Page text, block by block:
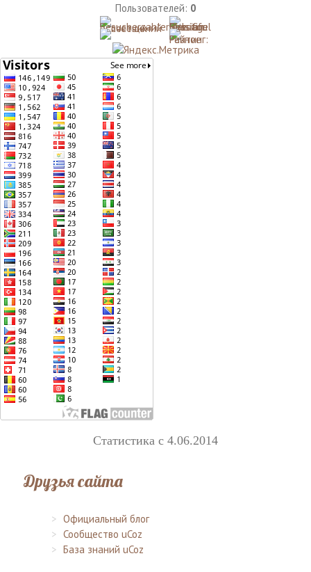
Пользователей: 0
Статистика с 4.06.2014
Друзья сайта
Официальный блог
Сообщество uCoz
База знаний uCoz